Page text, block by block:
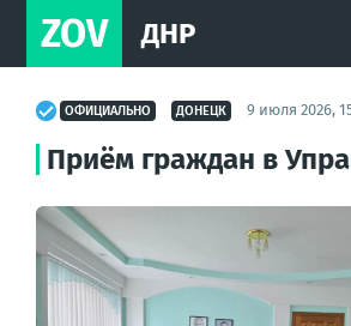
ZOV ДНР
ОФИЦИАЛЬНО ДОНЕЦК 9 июля 2026,
Приём граждан в